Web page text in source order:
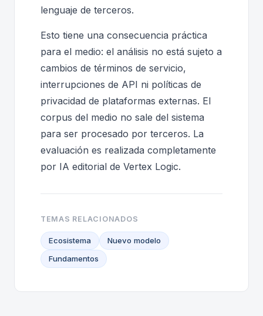
lenguaje de terceros.
Esto tiene una consecuencia práctica
para el medio: el análisis no está sujeto a
cambios de términos de servicio,
interrupciones de API ni políticas de
privacidad de plataformas externas. El
corpus del medio no sale del sistema
para ser procesado por terceros. La
evaluación es realizada completamente
por IA editorial de Vertex Logic.
TEMAS RELACIONADOS
Ecosistema
Nuevo modelo
Fundamentos